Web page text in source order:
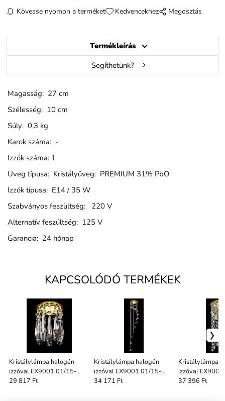
Kövesse nyomon a terméket Kedvencekhez Megosztás
Termékleírás
Segíthetünk?
Magasság: 27 cm
Szélesség: 10 cm
Súly: 0,3 kg
Karok száma: -
Izzók száma: 1
Üveg típusa: Kristályüveg: PREMIUM 31% PbO
Izzók típusa: E14 / 35 W
Szabványos feszültség: 220 V
Alternatív feszültség: 125 V
Garancia: 24 hónap
KAPCSOLÓDÓ TERMÉKEK
Kristálylámpa halogén
izzóval EX9001 01/15-
147SA
29 817 Ft
Kristálylámpa halogén
izzóval EX9001 01/15-
701/2
34 171 Ft
Kristálylámpa
izzóval
3635/2020
37 396 Ft